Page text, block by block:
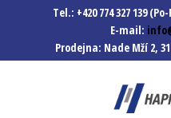
Tel.: +420 774 327 139
E-mail:
Prodejna: Nade Mží 2,